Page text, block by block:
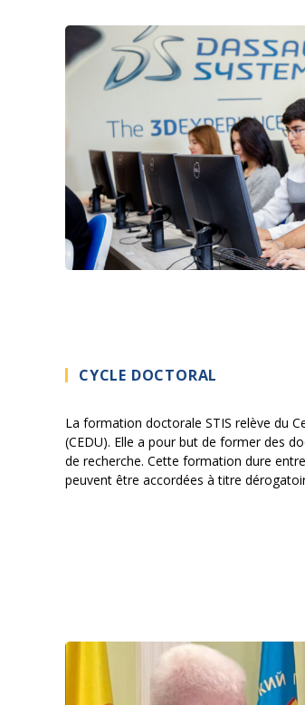
CYCLE DOCTORAL
La formation doctorale STIS relève du
(CEDU). Elle a pour but de former des
de recherche. Cette formation dure
peuvent être accordées à titre